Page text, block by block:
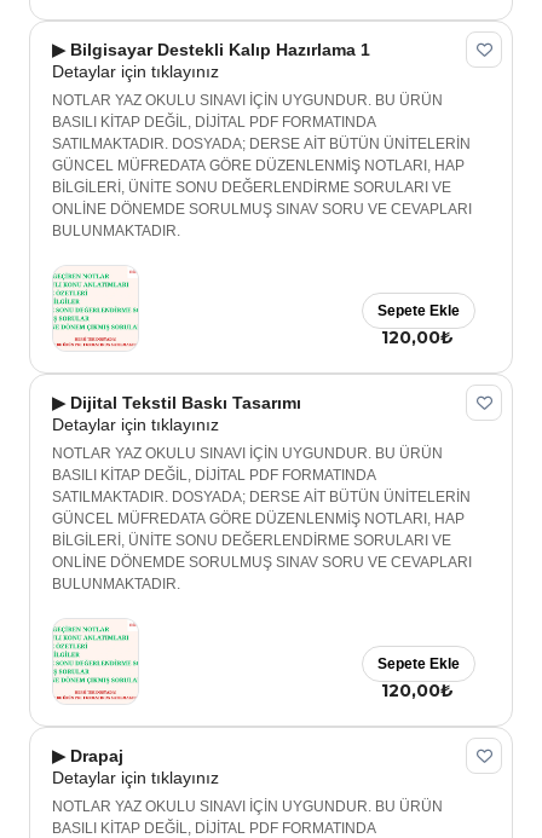
▶ Bilgisayar Destekli Kalıp Hazırlama 1
Detaylar için tıklayınız
NOTLAR YAZ OKULU SINAVI İÇİN UYGUNDUR. BU ÜRÜN
BASILI KİTAP DEĞİL, DİJİTAL PDF FORMATINDA
SATILMAKTADIR. DOSYADA; DERSE AİT BÜTÜN ÜNİTELERİN
GÜNCEL MÜFREDATA GÖRE DÜZENLENMİŞ NOTLARI, HAP
BİLGİLERİ, ÜNİTE SONU DEĞERLENDİRME SORULARI VE
ONLİNE DÖNEMDE SORULMUŞ SINAV SORU VE CEVAPLARI
BULUNMAKTADIR.
120,00₺
Sepete Ekle
▶ Dijital Tekstil Baskı Tasarımı
Detaylar için tıklayınız
NOTLAR YAZ OKULU SINAVI İÇİN UYGUNDUR. BU ÜRÜN
BASILI KİTAP DEĞİL, DİJİTAL PDF FORMATINDA
SATILMAKTADIR. DOSYADA; DERSE AİT BÜTÜN ÜNİTELERİN
GÜNCEL MÜFREDATA GÖRE DÜZENLENMİŞ NOTLARI, HAP
BİLGİLERİ, ÜNİTE SONU DEĞERLENDİRME SORULARI VE
ONLİNE DÖNEMDE SORULMUŞ SINAV SORU VE CEVAPLARI
BULUNMAKTADIR.
120,00₺
Sepete Ekle
▶ Drapaj
Detaylar için tıklayınız
NOTLAR YAZ OKULU SINAVI İÇİN UYGUNDUR. BU ÜRÜN
BASILI KİTAP DEĞİL, DİJİTAL PDF FORMATINDA